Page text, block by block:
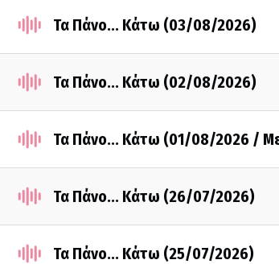
Τα Πάνο... Κάτω (03/08/2026)
Τα Πάνο... Κάτω (02/08/2026)
Τα Πάνο... Κάτω (01/08/2026 /
Τα Πάνο... Κάτω (26/07/2026)
Τα Πάνο... Κάτω (25/07/2026)